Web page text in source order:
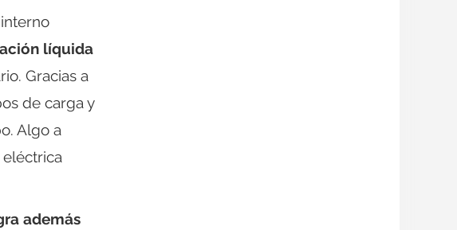
líquida
Gracias a
de carga y
Algo a
además